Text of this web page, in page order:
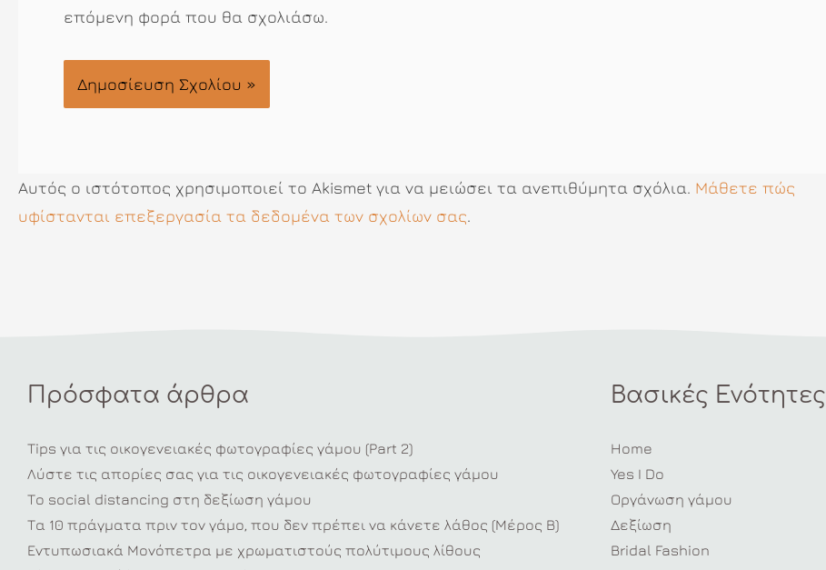
επόμενη φορά που θα σχολιάσω.
Αυτός ο ιστότοπος χρησιμοποιεί το Akismet για να μειώσει τα ανεπιθύμητα σχόλια. Μάθετε πώς
υφίστανται επεξεργασία τα δεδομένα των σχολίων σας.
Πρόσφατα άρθρα
Tips για τις οικογενειακές φωτογραφίες γάμου (Part 2)
Λύστε τις απορίες σας για τις οικογενειακές φωτογραφίες γάμου
Το social distancing στη δεξίωση γάμου
Τα 10 πράγματα πριν τον γάμο, που δεν πρέπει να κάνετε λάθος (Μέρος Β)
Εντυπωσιακά Μονόπετρα με χρωματιστούς πολύτιμους λίθους
Βασικές Ενότητες
Home
Yes I Do
Οργάνωση γάμου
Δεξίωση
Bridal Fashion